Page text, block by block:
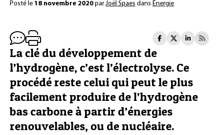
Posté le 18 novembre 2020 parJoël Spaes dans Énergie
La clé du développement de
l’hydrogène, c’est l’électrolyse. Ce
procédé reste celui qui peut le plus
facilement produire de l’hydrogène
bas carbone à partir d’énergies
renouvelables, ou de nucléaire.